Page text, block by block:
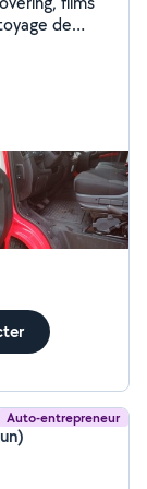
de
véhicules
film
Auto-entrepreneur